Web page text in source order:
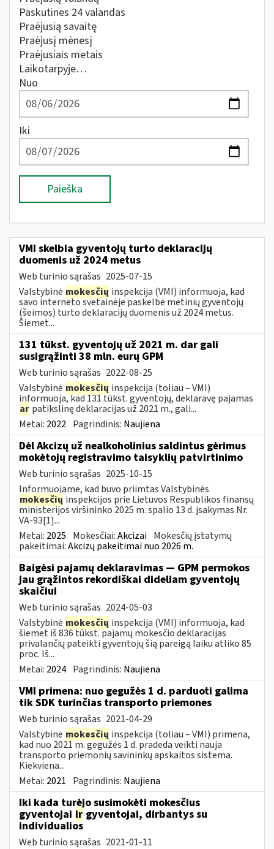
Paskutines 24 valandas
Praėjusią savaitę
Praėjusį mėnesį
Praėjusiais metais
Laikotarpyje…
Nuo
Iki
Paieška
VMI skelbia gyventojų turto deklaracijų
duomenis už 2024 metus
Web turinio sąrašas 2025-07-15
Valstybinė mokesčių inspekcija (VMI) informuoja, kad
savo interneto svetainėje paskelbė metinių gyventojų
(šeimos) turto deklaracijų duomenis už 2024 metus.
Šiemet...
131 tūkst. gyventojų už 2021 m. dar gali
susigrąžinti 38 mln. eurų GPM
Web turinio sąrašas 2022-08-25
Valstybinė mokesčių inspekcija (toliau – VMI)
informuoja, kad 131 tūkst. gyventojų, deklaravę pajamas
ar patikslinę deklaracijas už 2021 m., gali...
Metai: 2022 Pagrindinis: Naujiena
Dėl Akcizų už nealkoholinius saldintus gėrimus
mokėtojų registravimo taisyklių patvirtinimo
Web turinio sąrašas 2025-10-15
Informuojame, kad buvo priimtas Valstybinės
mokesčių inspekcijos prie Lietuvos Respublikos finansų
ministerijos viršininko 2025 m. spalio 13 d. įsakymas Nr.
VA-93[1]...
Metai: 2025 Mokesčiai:Akcizai Mokesčių įstatymų
pakeitimai:Akcizų pakeitimai nuo 2026 m.
Baigėsi pajamų deklaravimas — GPM permokos
jau grąžintos rekordiškai dideliam gyventojų
skaičiui
Web turinio sąrašas 2024-05-03
Valstybinė mokesčių inspekcija (VMI) informuoja, kad
šiemet iš 836 tūkst. pajamų mokesčio deklaracijas
privalančių pateikti gyventojų šią pareigą laiku atliko 85
proc. Iš...
Metai: 2024 Pagrindinis: Naujiena
VMI primena: nuo gegužės 1 d. parduoti galima
tik SDK turinčias transporto priemones
Web turinio sąrašas 2021-04-29
Valstybinė mokesčių inspekcija (toliau – VMI) primena,
kad nuo 2021 m. gegužės 1 d. pradeda veikti nauja
transporto priemonių savininkų apskaitos sistema.
Kiekviena...
Metai: 2021 Pagrindinis: Naujiena
Iki kada turėjo susimokėti mokesčius
gyventojai ir gyventojai, dirbantys su
individualios
Web turinio sąrašas 2021-01-11